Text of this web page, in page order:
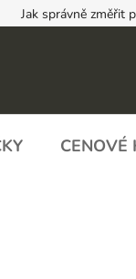
Jak správně změřit
CENOVÉ